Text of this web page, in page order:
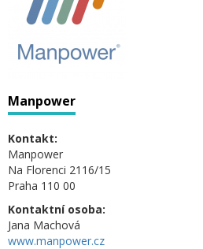
Manpower
Kontakt:
Manpower
Na Florenci 2116/15
Praha 110 00
Kontaktní osoba:
Jana Machová
www.manpower.cz